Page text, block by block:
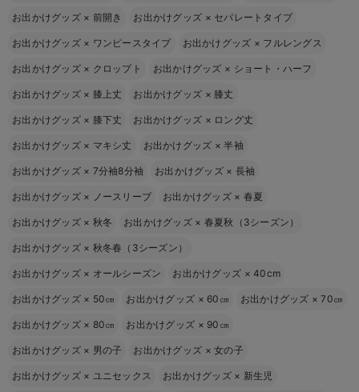
お出かけグッズ × 前開き お出かけグッズ × セパレートタイプ
お出かけグッズ × ワンピースタイプ お出かけグッズ × フルレングス
お出かけグッズ × クロップト お出かけグッズ × ショート・ハーフ
お出かけグッズ × 膝上丈 お出かけグッズ × 膝丈
お出かけグッズ × 膝下丈 お出かけグッズ × ロング丈
お出かけグッズ × マキシ丈 お出かけグッズ ×半袖
お出かけグッズ × 7分袖8分袖 お出かけグッズ × 長袖
お出かけグッズ × ノースリーブ お出かけグッズ × 春夏
お出かけグッズ × 秋冬 お出かけグッズ × 春夏秋（3シーズン）
お出かけグッズ × 秋冬春（3シーズン）
お出かけグッズ × オールシーズン お出かけグッズ ×40cm
お出かけグッズ × 50㎝ お出かけグッズ × 60㎝ お出かけグッズ ×70㎝
お出かけグッズ × 80㎝ お出かけグッズ × 90㎝
お出かけグッズ × 男の子 お出かけグッズ ×女の子
お出かけグッズ × ユニセックス お出かけグッズ × 新生児